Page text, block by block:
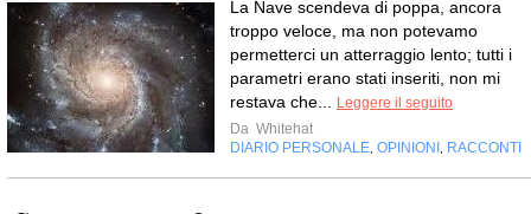
La Nave scendeva di poppa, ancora
troppo veloce, ma non potevamo
permetterci un atterraggio lento; tutti i
parametri erano stati inseriti, non mi
restava che...
Leggere il seguito
Da Whitehat
DIARIO PERSONALE OPINIONI RACCONTI